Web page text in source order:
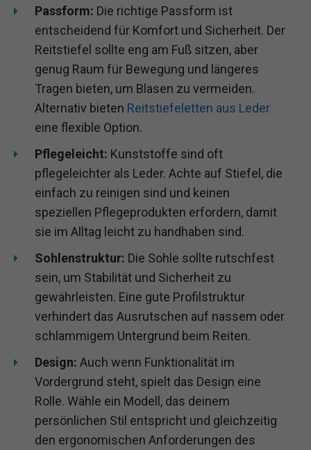
Passform: Die richtige Passform ist
entscheidend für Komfort und Sicherheit. Der
Reitstiefel sollte eng am Fuß sitzen, aber
genug Raum für Bewegung und längeres
Tragen bieten, um Blasen zu vermeiden.
Alternativ bieten Reitstiefeletten aus Leder
eine flexible Option.
Pflegeleicht: Kunststoffe sind oft
pflegeleichter als Leder. Achte auf Stiefel, die
einfach zu reinigen sind und keinen
speziellen Pflegeprodukten erfordern, damit
sie im Alltag leicht zu handhaben sind.
Sohlenstruktur: Die Sohle sollte rutschfest
sein, um Stabilität und Sicherheit zu
gewährleisten. Eine gute Profilstruktur
verhindert das Ausrutschen auf nassem oder
schlammigem Untergrund beim Reiten.
Design: Auch wenn Funktionalität im
Vordergrund steht, spielt das Design eine
Rolle. Wähle ein Modell, das deinem
persönlichen Stil entspricht und gleichzeitig
den ergonomischen Anforderungen des